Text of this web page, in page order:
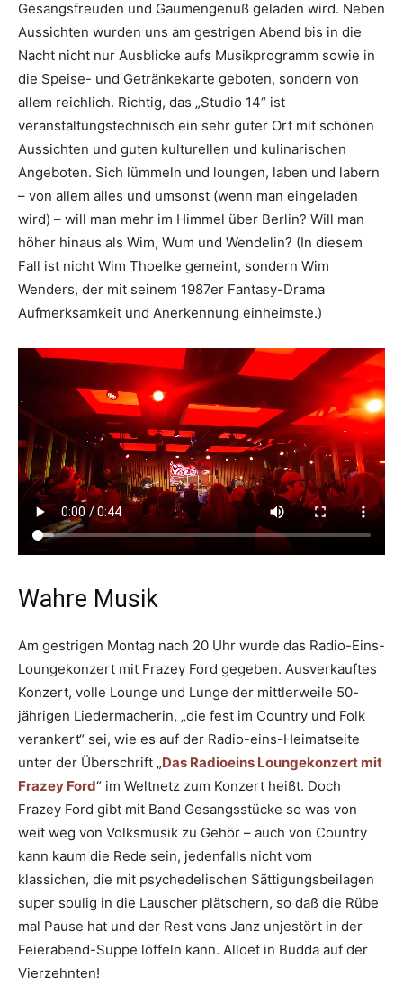
Gesangsfreuden und Gaumengenuß geladen wird. Neben
Aussichten wurden uns am gestrigen Abend bis in die
Nacht nicht nur Ausblicke aufs Musikprogramm sowie in
die Speise- und Getränkekarte geboten, sondern von
allem reichlich. Richtig, das „Studio 14“ ist
veranstaltungstechnisch ein sehr guter Ort mit schönen
Aussichten und guten kulturellen und kulinarischen
Angeboten. Sich lümmeln und loungen, laben und labern
– von allem alles und umsonst (wenn man eingeladen
wird) – will man mehr im Himmel über Berlin? Will man
höher hinaus als Wim, Wum und Wendelin? (In diesem
Fall ist nicht Wim Thoelke gemeint, sondern Wim
Wenders, der mit seinem 1987er Fantasy-Drama
Aufmerksamkeit und Anerkennung einheimste.)
Wahre Musik
Am gestrigen Montag nach 20 Uhr wurde das Radio-Eins-
Loungekonzert mit Frazey Ford gegeben. Ausverkauftes
Konzert, volle Lounge und Lunge der mittlerweile 50-
jährigen Liedermacherin, „die fest im Country und Folk
verankert“ sei, wie es auf der Radio-eins-Heimatseite
unter der Überschrift „Das Radioeins Loungekonzert mit
Frazey Ford“ im Weltnetz zum Konzert heißt. Doch
Frazey Ford gibt mit Band Gesangsstücke so was von
weit weg von Volksmusik zu Gehör – auch von Country
kann kaum die Rede sein, jedenfalls nicht vom
klassichen, die mit psychedelischen Sättigungsbeilagen
super soulig in die Lauscher plätschern, so daß die Rübe
mal Pause hat und der Rest vons Janz unjestört in der
Feierabend-Suppe löffeln kann. Alloet in Budda auf der
Vierzehnten!